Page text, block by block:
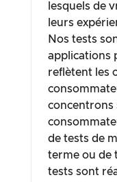
lesquels de
leurs
Nos tests
applications
reflètent les
concentrons
de tests de
terme ou de
tests sont